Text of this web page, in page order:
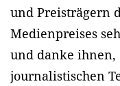
und Preisträgern
Medienpreises
und danke ihnen,
journalistischen